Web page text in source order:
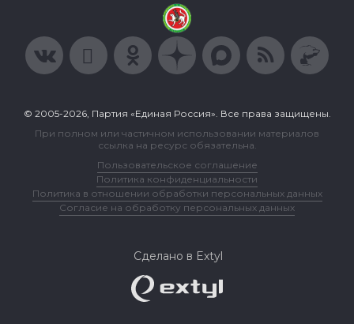
© 2005-2026, Партия «Единая Россия». Все права защищены.
При полном или частичном использовании материалов
ссылка на ресурс обязательна.
Пользовательское соглашение
Политика конфиденциальности
Политика в отношении обработки персональных данных
Согласие на обработку персональных данных
Сделано в Extyl